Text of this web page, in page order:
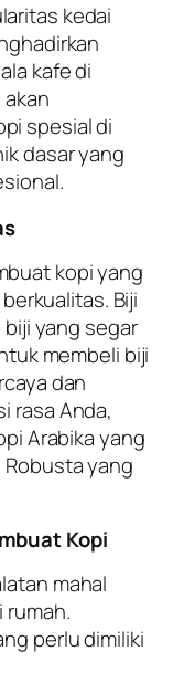
kedai
kafe di
akan
spesial di
dasar yang
kopi yang
Biji
yang segar
membeli biji
dan
rasa Anda,
Arabika yang
yang
Kopi
mahal
rumah.
perlu dimiliki